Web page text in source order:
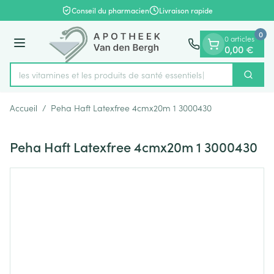
Aller au contenu
1 de 1Conseil du pharmacien Livraison rapide
Menu
Rechercher
les vitamines et les produits de santé essentiels
0 articles
0,00 €
0
Accueil / Peha Haft Latexfree 4cmx20m 1 3000430
Peha Haft Latexfree 4cmx20m 1 3000430